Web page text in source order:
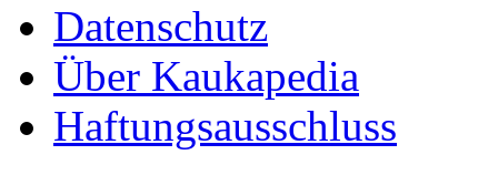
Datenschutz
Über Kaukapedia
Haftungsausschluss